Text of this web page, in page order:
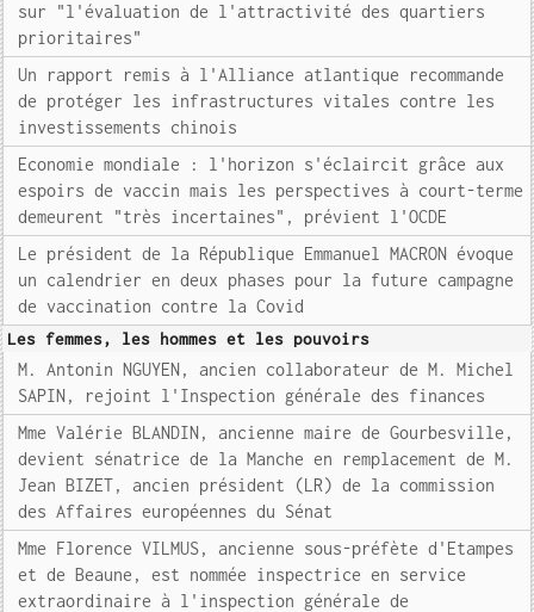
sur "l'évaluation de l'attractivité des quartiers
prioritaires"
Un rapport remis à l'Alliance atlantique recommande
de protéger les infrastructures vitales contre les
investissements chinois
Economie mondiale : l'horizon s'éclaircit grâce aux
espoirs de vaccin mais les perspectives à court-terme
demeurent "très incertaines", prévient l'OCDE
Le président de la République Emmanuel MACRON évoque
un calendrier en deux phases pour la future campagne
de vaccination contre la Covid
Les femmes, les hommes et les pouvoirs
M. Antonin NGUYEN, ancien collaborateur de M. Michel
SAPIN, rejoint l'Inspection générale des finances
Mme Valérie BLANDIN, ancienne maire de Gourbesville,
devient sénatrice de la Manche en remplacement de M.
Jean BIZET, ancien président (LR) de la commission
des Affaires européennes du Sénat
Mme Florence VILMUS, ancienne sous-préfète d'Etampes
et de Beaune, est nommée inspectrice en service
extraordinaire à l'inspection générale de